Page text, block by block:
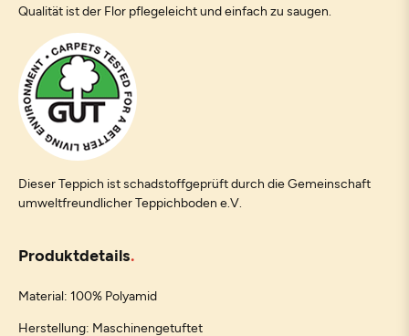
Qualität ist der Flor pflegeleicht und einfach zu saugen.
Dieser Teppich ist schadstoffgeprüft durch die Gemeinschaft
umweltfreundlicher Teppichboden e.V.
Produktdetails
Material: 100% Polyamid
Herstellung: Maschinengetuftet